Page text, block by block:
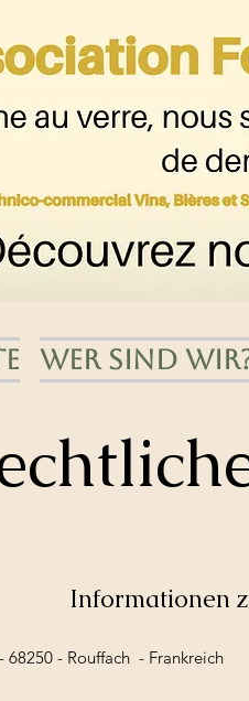
Wer sind
Informationen
68250 - Rouffach - Frankreich